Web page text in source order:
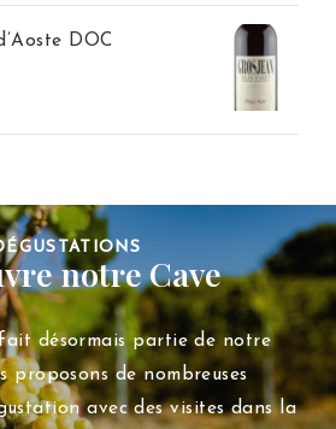
DOC
notre Cave
désormais partie de notre
proposons de nombreuses
avec des visites dans la